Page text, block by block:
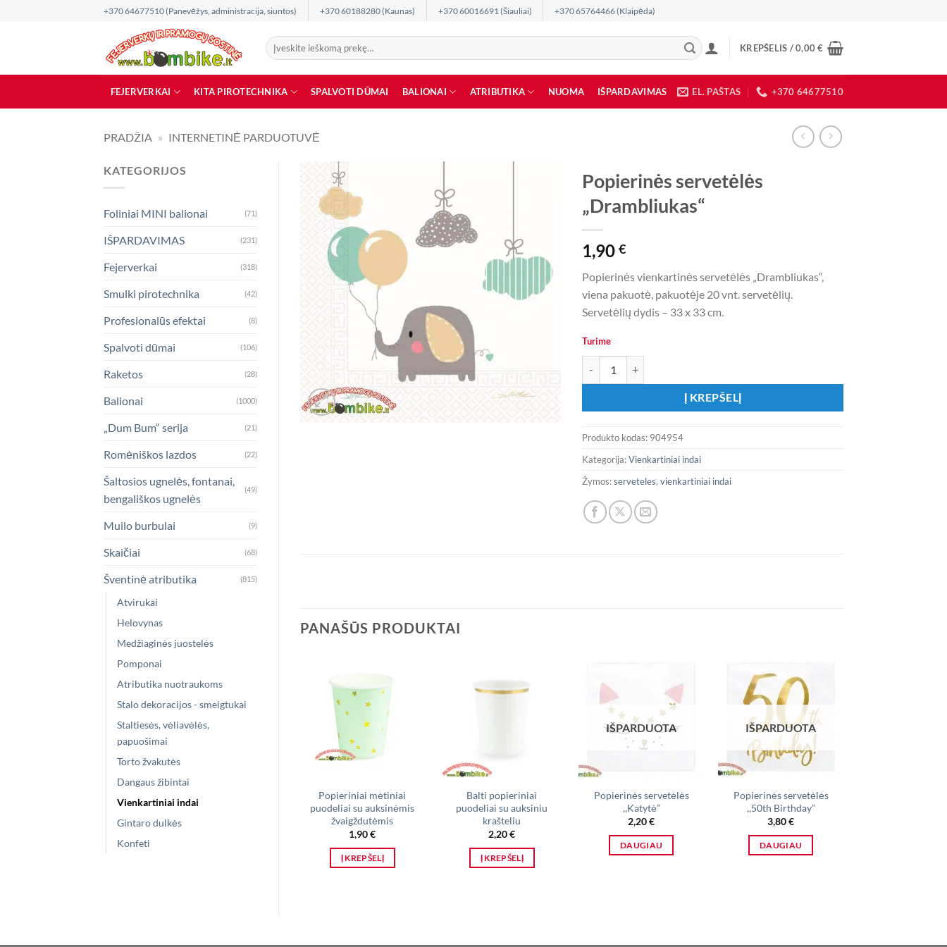
+370 64677510 (Panevėžys, administracija, siuntos) +370 60188280 (Kaunas) +370 60016691 (Šiauliai) +370 65764466 (Klaipėda)
Ieškoti:
KREPŠELIS /0,00€
FEJERVERKAI KITA PIROTECHNIKA SPALVOTI DŪMAI BALIONAI ATRIBUTIKA NUOMA IŠPARDAVIMAS EL. PAŠTAS +370 64677510
PRADŽIA » INTERNETINĖ PARDUOTUVĖ
KATEGORIJOS
Foliniai MINI balionai (71)
IŠPARDAVIMAS (231)
Fejerverkai (318)
Smulki pirotechnika (42)
Profesionalūs efektai (8)
Spalvoti dūmai (106)
Raketos (28)
Balionai (1000)
„Dum Bum“ serija (21)
Romėniškos lazdos (22)
Šaltosios ugnelės, fontanai,
bengališkos ugnelės
(49)
Muilo burbulai (9)
Skaičiai (68)
Šventinė atributika (815)
Atvirukai
Helovynas
Medžiaginės juostelės
Pomponai
Atributika nuotraukoms
Stalo dekoracijos - smeigtukai
Staltiesės, vėliavėlės,
papuošimai
Torto žvakutės
Dangaus žibintai
Vienkartiniai indai
Gintaro dulkės
Konfeti
Popierinės servetėlės
„Drambliukas“
1,90€
Popierinės vienkartinės servetėlės „Drambliukas“,
viena pakuotė, pakuotėje 20 vnt. servetėlių.
Servetėlių dydis – 33 x 33 cm.
Turime
Į KREPŠELĮ
Produkto kodas: 904954
Kategorija:Vienkartiniai indai
Žymos:serveteles,vienkartiniai indai
PANAŠŪS PRODUKTAI
Popieriniai mėtiniai
puodeliai su auksinėmis
žvaigždutėmis
1,90€
Į KREPŠELĮ
Balti popieriniai
puodeliai su auksiniu
krašteliu
2,20€
Į KREPŠELĮ
IŠPARDUOTA
Popierinės servetėlės
,,Katytė”
2,20€
DAUGIAU
IŠPARDUOTA
Popierinės servetėlės
,,50th Birthday”
3,80€
DAUGIAU